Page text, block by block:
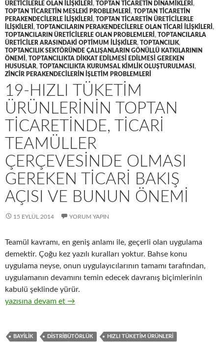
ÜRETICILERLE OLAN ILIŞKILERI , TOPTAN TICARETIN DINAMIKLERI ,
TOPTAN TICARETIN MESLEKI PROBLEMLERI , TOPTAN TICARETIN
PERAKENDECILERLE ILIŞKILERI , TOPTAN TICARETIN ÜRETICILERLE
ILIŞKILERI , TOPTANCILARIN PERAKENDECILERLE OLAN TICARI ILIŞKILERI ,
TOPTANCILARIN ÜRETICILERLE OLAN PROBLEMLERI , TOPTANCILARLA
ÜRETICILER ARASINDAKI OPTIMUM ILIŞKILER, TOPTANCILIK,
TOPTANCILIK SEKTÖRÜNDE ÇALIŞANLARIN GÖNÜLLÜ KATKILARININ
ÖNEMI , TOPTANCILIKTA DIKKAT EDILMESI EDILMESI GEREKEN
HUSUSLAR, TOPTANCILIKTA KURUMSAL KIMLIK OLUŞTURULMASI ,
ZINCIR PERAKENDECILERIN IŞLETIM PROBLEMLERI
19-HIZLI TÜKETIM
ÜRÜNLERININ TOPTAN
TICARETINDE, TICARI
TEAMÜLLER
ÇERÇEVESINDE OLMASI
GEREKEN TICARI BAKIŞ
AÇISI VE BUNUN ÖNEMI
15 EYLÜL 2014 YORUM YAPIN
Teamül kavramı, en geniş anlamı ile, geçerli olan uygulama
demektir. Çoğu kez yazılı kuralları yoktur. Bahse konu
uygulama neyse, onun uygulayıcılarının tamamı tarafından,
uygulamanın devamını temin edecek davranış biçimlerinin
kabulü şeklinde yürür.
19-Hızlı tüketim ürünlerinin toptan ticaretinde, ticari teamüller
yazısına devam et →
BAYILIK DISTRIBÜTÖRLÜK HIZLI TÜKETIM ÜRÜNLERI